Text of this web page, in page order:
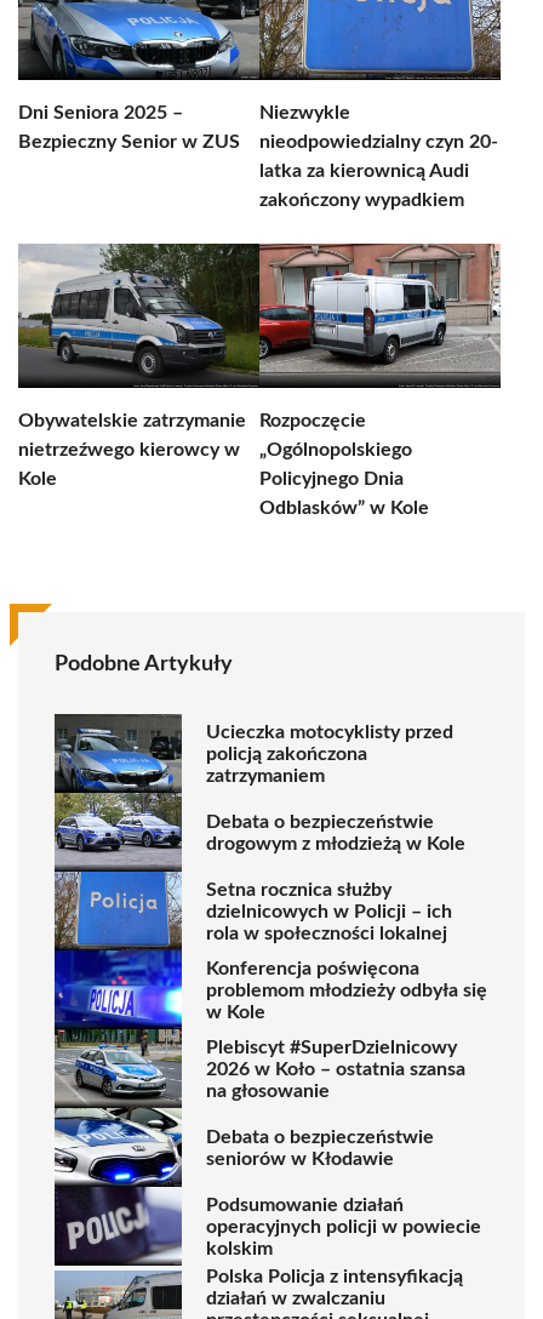
Dni Seniora 2025 –
Bezpieczny Senior w ZUS
Niezwykle
nieodpowiedzialny czyn 20-
latka za kierownicą Audi
zakończony wypadkiem
Obywatelskie zatrzymanie
nietrzeźwego kierowcy w
Kole
Rozpoczęcie
„Ogólnopolskiego
Policyjnego Dnia
Odblasków” w Kole
Podobne Artykuły
Ucieczka motocyklisty przed
policją zakończona
zatrzymaniem
Debata o bezpieczeństwie
drogowym z młodzieżą w Kole
Setna rocznica służby
dzielnicowych w Policji – ich
rola w społeczności lokalnej
Konferencja poświęcona
problemom młodzieży odbyła się
w Kole
Plebiscyt #SuperDzielnicowy
2026 w Koło – ostatnia szansa
na głosowanie
Debata o bezpieczeństwie
seniorów w Kłodawie
Podsumowanie działań
operacyjnych policji w powiecie
kolskim
Polska Policja z intensyfikacją
działań w zwalczaniu